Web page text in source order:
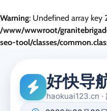
Warning: Undefined array key
/www/wwwroot/
seo-tool/classes/